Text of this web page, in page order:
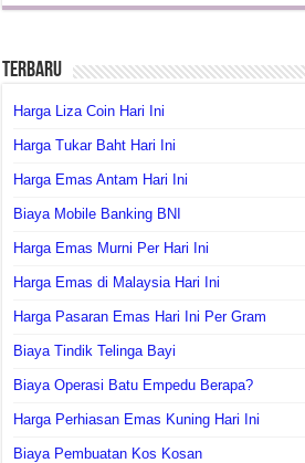
Terbaru
Harga Liza Coin Hari Ini
Harga Tukar Baht Hari Ini
Harga Emas Antam Hari Ini
Biaya Mobile Banking BNI
Harga Emas Murni Per Hari Ini
Harga Emas di Malaysia Hari Ini
Harga Pasaran Emas Hari Ini Per Gram
Biaya Tindik Telinga Bayi
Biaya Operasi Batu Empedu Berapa?
Harga Perhiasan Emas Kuning Hari Ini
Biaya Pembuatan Kos Kosan